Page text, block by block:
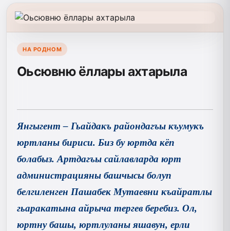
НА РОДНОМ
Оьсювню ёллары ахтарыла
Янгыгент – Гьайдакъ райондагъы къумукъ
юртланы бириси. Биз бу юртда кёп
болабыз. Артдагъы сайлавларда юрт
администрацияны башчысы болуп
белгиленген Пашабек Мутаевни къайратлы
гьаракатына айрыча тергев беребиз. Ол,
юртну башы, юртлуланы яшавун, ерли